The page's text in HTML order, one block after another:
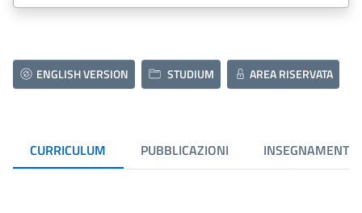
ENGLISH VERSION STUDIUM AREA RISERVATA
CURRICULUM PUBBLICAZIONI INSEGNAMENTI